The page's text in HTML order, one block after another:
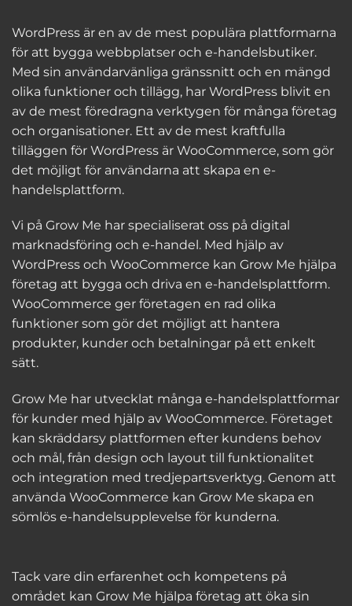
WordPress är en av de mest populära plattformarna
för att bygga webbplatser och e-handelsbutiker.
Med sin användarvänliga gränssnitt och en mängd
olika funktioner och tillägg, har WordPress blivit en
av de mest föredragna verktygen för många företag
och organisationer. Ett av de mest kraftfulla
tilläggen för WordPress är WooCommerce, som gör
det möjligt för användarna att skapa en e-
handelsplattform.
Vi på Grow Me har specialiserat oss på digital
marknadsföring och e-handel. Med hjälp av
WordPress och WooCommerce kan Grow Me hjälpa
företag att bygga och driva en e-handelsplattform.
WooCommerce ger företagen en rad olika
funktioner som gör det möjligt att hantera
produkter, kunder och betalningar på ett enkelt
sätt.
Grow Me har utvecklat många e-handelsplattformar
för kunder med hjälp av WooCommerce. Företaget
kan skräddarsy plattformen efter kundens behov
och mål, från design och layout till funktionalitet
och integration med tredjepartsverktyg. Genom att
använda WooCommerce kan Grow Me skapa en
sömlös e-handelsupplevelse för kunderna.
Tack vare din erfarenhet och kompetens på
området kan Grow Me hjälpa företag att öka sin